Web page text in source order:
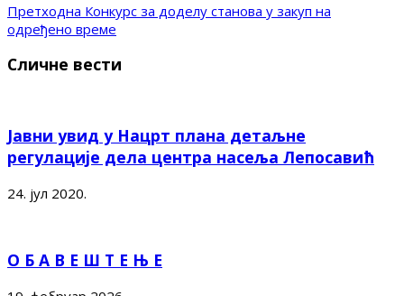
Претходна Конкурс за доделу станова у закуп на
одређено време
Сличне вести
Јавни увид у Нацрт плана детаљне
регулације дела центра насеља Лепосавић
24. јул 2020.
О Б А В Е Ш Т Е Њ Е